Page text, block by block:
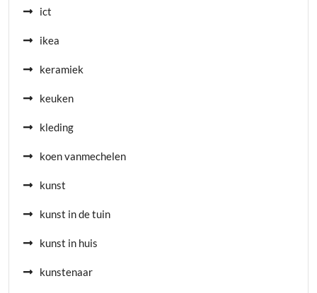
ict
ikea
keramiek
keuken
kleding
koen vanmechelen
kunst
kunst in de tuin
kunst in huis
kunstenaar